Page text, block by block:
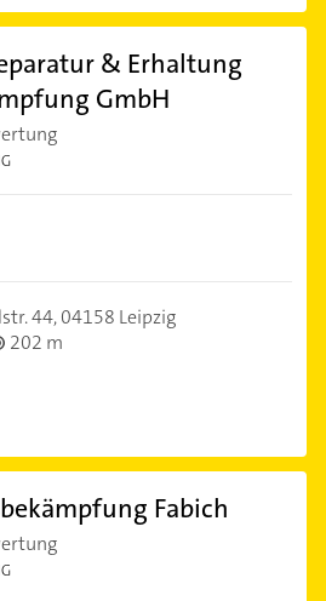
& Erhaltung
GmbH
44,04158 Leipzig
202 m
Fabich